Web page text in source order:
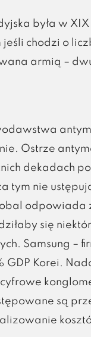
była w
chodzi o
armią –
Ostrze
dekadach
tym nie
się
Samsung –
Korei.
są